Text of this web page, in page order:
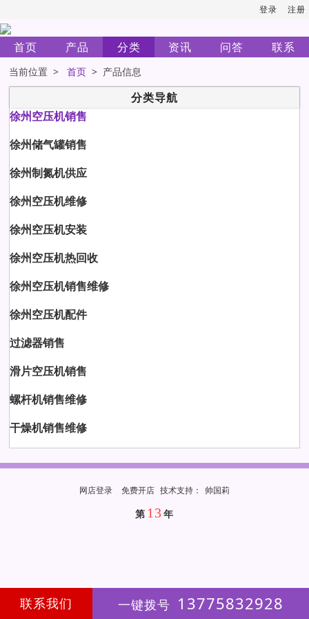
登录 注册
首页 产品 分类 资讯 问答 联系
当前位置 >首页 > 产品信息
分类导航
徐州空压机销售
徐州储气罐销售
徐州制氮机供应
徐州空压机维修
徐州空压机安装
徐州空压机热回收
徐州空压机销售维修
徐州空压机配件
过滤器销售
滑片空压机销售
螺杆机销售维修
干燥机销售维修
网店登录 免费开店 技术支持 ： 帅国莉
第 13年
联系我们 一键拨号 13775832928